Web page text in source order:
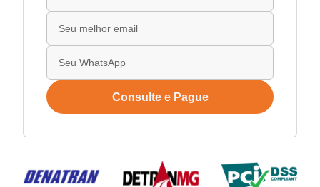
Consulte e Pague